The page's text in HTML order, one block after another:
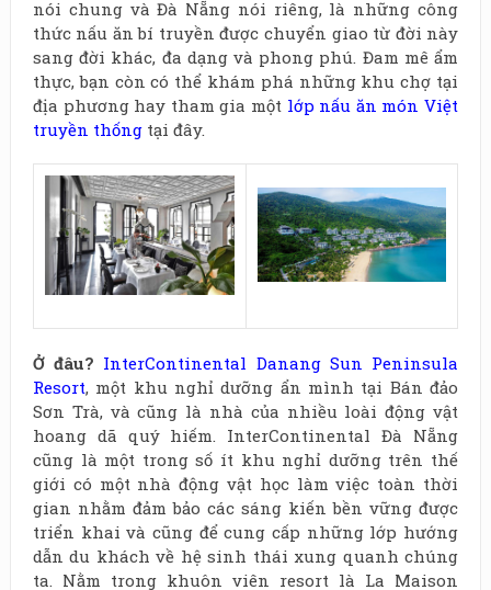
nói chung và Đà Nẵng nói riêng, là những công
thức nấu ăn bí truyền được chuyển giao từ đời này
sang đời khác, đa dạng và phong phú. Đam mê ẩm
thực, bạn còn có thể khám phá những khu chợ tại
địa phương hay tham gia một lớp nấu ăn món Việt
truyền thốngtại đây.
Ởđâu? InterContinental Danang Sun Peninsula
Resort, một khu nghỉ dưỡng ẩn mình tại Bán đảo
Sơn Trà, và cũng là nhà của nhiều loài động vật
hoang dã quý hiếm. InterContinental Đà Nẵng
cũng là một trong số ít khu nghỉ dưỡng trên thế
giới có một nhà động vật học làm việc toàn thời
gian nhằm đảm bảo các sáng kiến bền vững được
triển khai và cũng để cung cấp những lớp hướng
dẫn du khách về hệ sinh thái xung quanh chúng
ta. Nằm trong khuôn viên resort là La Maison